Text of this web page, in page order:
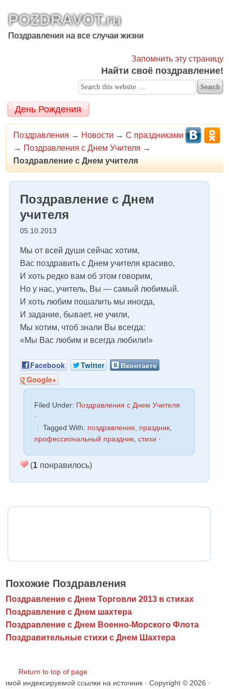
POZDRAVOT.ru
Поздравления на все случаи жизни
Запомнить эту страницу
Найти своё поздравление!
День Рождения
Поздравления → Новости →С праздниками
→ Поздравления с Днем Учителя →
Поздравление с Днем учителя
Поздравление с Днем
учителя
05.10.2013
Мы от всей души сейчас хотим,
Вас поздравить с Днем учителя красиво,
И хоть редко вам об этом говорим,
Но у нас, учитель, Вы — самый любимый.
И хоть любим пошалить мы иногда,
И задание, бывает, не учили,
Мы хотим, чтоб знали Вы всегда:
«Мы Вас любим и всегда любили!»
Facebook Twitter
Вконтакте
Google+
Filed Under: Поздравления с Днем Учителя
·
Tagged With: поздравление праздник
профессиональный праздник ,стихи ·
(1 понравилось)
Похожие Поздравления
Поздравление с Днем Торговли 2013 в стихах
Поздравление с Днем шахтера
Поздравление с Днем Военно-Морского Флота
Поздравительные стихи с Днем Шахтера
Return to top of page
индексируемой ссылки на источник · Copyright © 2026 ·